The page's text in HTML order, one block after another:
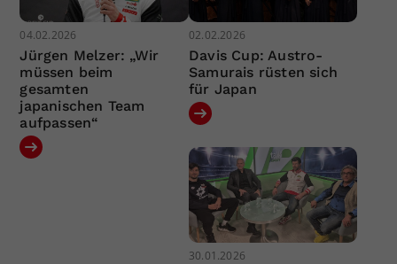
04.02.2026
Jürgen Melzer: „Wir
müssen beim
gesamten
japanischen Team
aufpassen“
02.02.2026
Davis Cup: Austro-
Samurais rüsten sich
für Japan
30.01.2026